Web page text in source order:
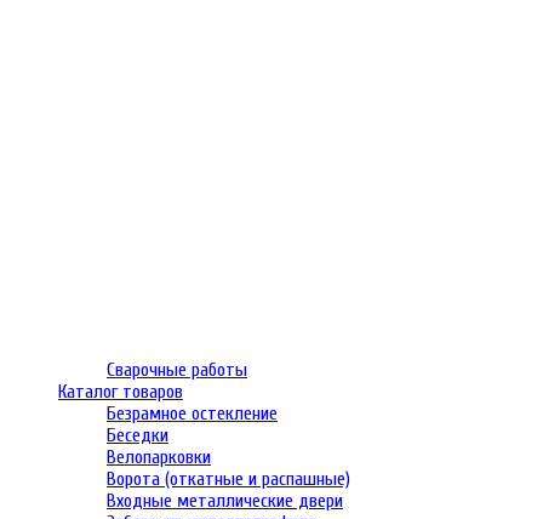
Сварочные работы
Каталог товаров
Безрамное остекление
Беседки
Велопарковки
Ворота (откатные и распашные)
Входные металлические двери